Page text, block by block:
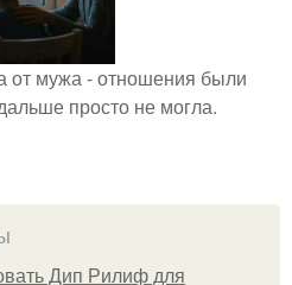
от мужа - отношения были
просто не могла.
Дип Рилиф для